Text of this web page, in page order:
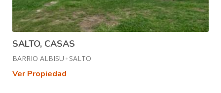
SALTO, CASAS
BARRIO ALBISU SALTO
Ver Propiedad